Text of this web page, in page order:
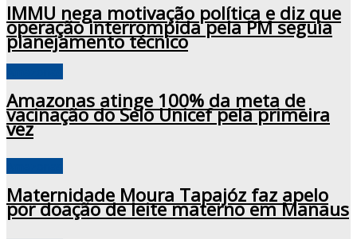
IMMU nega motivação política e diz que
operação interrompida pela PM seguia
planejamento técnico
Amazonas atinge 100% da meta de
vacinação do Selo Unicef pela primeira
vez
Maternidade Moura Tapajóz faz apelo
por doação de leite materno em Manaus